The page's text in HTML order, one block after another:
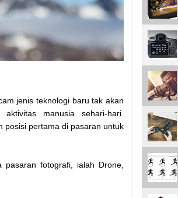
jenis teknologi baru tak akan
manusia sehari-hari.
posisi pertama di pasaran untuk
fotografi, ialah Drone,